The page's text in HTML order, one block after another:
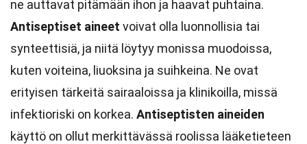
ne auttavat pitämään ihon ja haavat puhtaina.
Antiseptiset aineet voivat olla luonnollisia tai
synteettisiä, ja niitä löytyy monissa muodoissa,
kuten voiteina, liuoksina ja suihkeina. Ne ovat
erityisen tärkeitä sairaaloissa ja klinikoilla, missä
infektioriski on korkea. Antiseptisten aineiden
käyttö on ollut merkittävässä roolissa lääketieteen